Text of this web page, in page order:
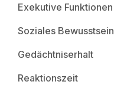
Exekutive Funktionen
Soziales Bewusstsein
Gedächtniserhalt
Reaktionszeit